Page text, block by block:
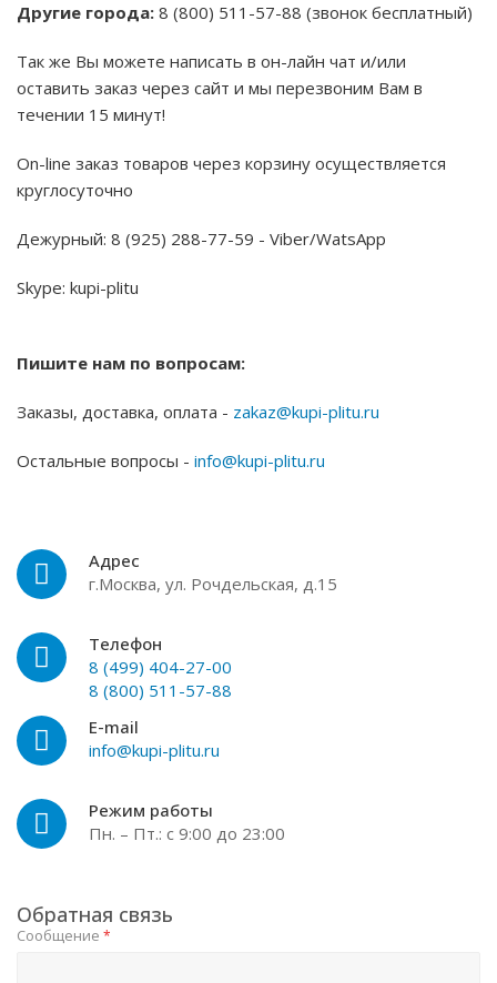
Другие города: 8 (800) 511-57-88 (звонок бесплатный)
Так же Вы можете написать в он-лайн чат и/или
оставить заказ через сайт и мы перезвоним Вам в
течении 15 минут!
On-line заказ товаров через корзину осуществляется
круглосуточно
Дежурный: 8 (925) 288-77-59 - Viber/WatsApp
Skype: kupi-plitu
Пишите нам по вопросам:
Заказы, доставка, оплата - zakaz@kupi-plitu.ru
Остальные вопросы - info@kupi-plitu.ru
Адрес
г.Москва, ул. Рочдельская, д.15
Телефон
8 (499) 404-27-00
8 (800) 511-57-88
E-mail
info@kupi-plitu.ru
Режим работы
Пн. – Пт.: с 9:00 до 23:00
Обратная связь
Сообщение *